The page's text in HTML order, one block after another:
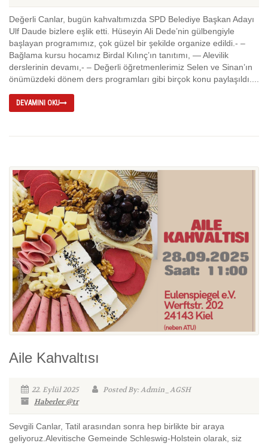
Değerli Canlar, bugün kahvaltımızda SPD Belediye Başkan Adayı
Ulf Daude bizlere eşlik etti. Hüseyin Ali Dede’nin gülbengiyle
başlayan programımız, çok güzel bir şekilde organize edildi.- –
Bağlama kursu hocamız Birdal Kılınç’ın tanıtımı, — Alevilik
derslerinin devamı,- – Değerli öğretmenlerimiz Selen ve Sinan’ın
önümüzdeki dönem ders programları gibi birçok konu paylaşıldı....
DEVAMINI OKU
Aile Kahvaltısı
22. Eylül 2025
Posted By: Admin_AGSH
Haberler @tr
Sevgili Canlar, Tatil arasından sonra hep birlikte bir araya
geliyoruz.Alevitische Gemeinde Schleswig-Holstein olarak, siz